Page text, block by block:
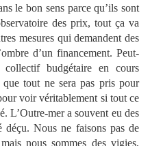
le bon sens parce qu’ils sont
des prix, tout ça va
mesures qui demandent des
d’un financement. Peut-
budgétaire en cours
tout ne sera pas pris pour
voir véritablement si tout ce
L’Outre-mer a souvent eu des
déçu. Nous ne faisons pas de
nous sommes des vigies,